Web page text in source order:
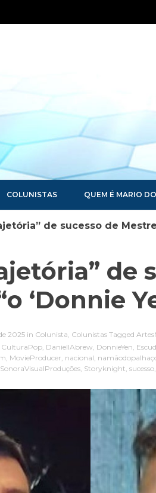
COLUNISTAS QUEM É MARIO
de sucesso de Mestre
de
‘Donnie
2025 in Colunista, Colunistas Tagged
CulturaPop, DaniellAbrew, DonnieYen,
, MovieProducer, nacional,
SonoraVisualProduções, Storyknight, sucesso,